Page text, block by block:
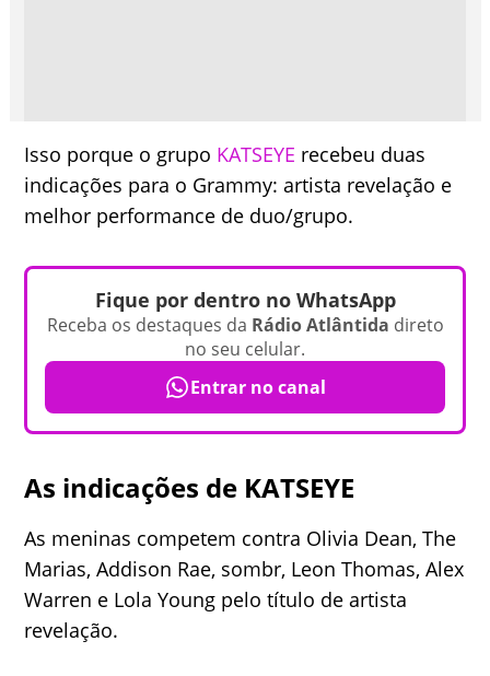
Isso porque o grupo KATSEYE recebeu duas
indicações para o Grammy: artista revelação e
melhor performance de duo/grupo.
Fique por dentro no WhatsApp
Receba os destaques da Rádio Atlântida direto
no seu celular.
Entrar no canal
As indicações de KATSEYE
As meninas competem contra Olivia Dean, The
Marias, Addison Rae, sombr, Leon Thomas, Alex
Warren e Lola Young pelo título de artista
revelação.